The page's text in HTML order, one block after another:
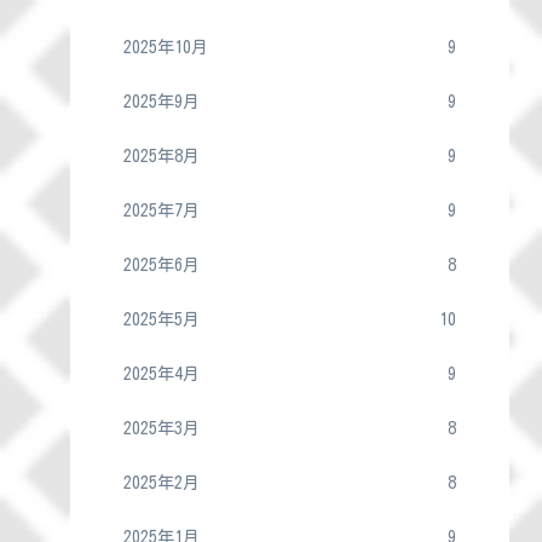
2025年10月 9
2025年9月 9
2025年8月 9
2025年7月 9
2025年6月 8
2025年5月 10
2025年4月 9
2025年3月 8
2025年2月 8
2025年1月 9